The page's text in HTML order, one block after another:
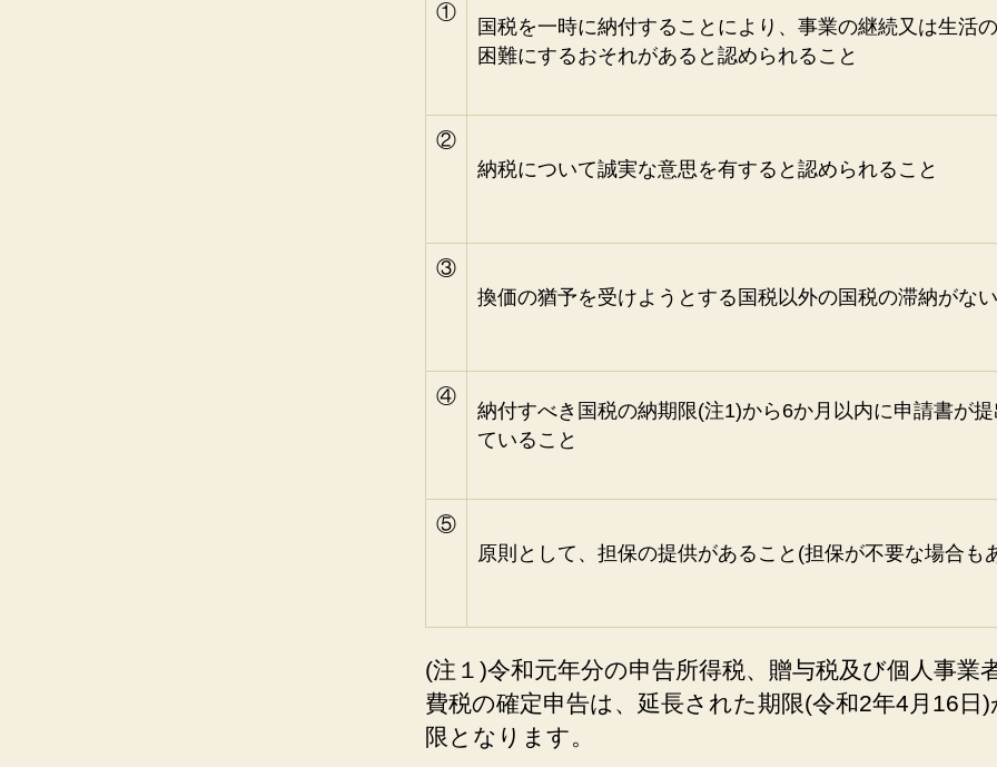
①
国税を一時に納付することにより、事業の継続又は生活
困難にするおそれがあると認められること
②
納税について誠実な意思を有すると認められること
③
換価の猶予を受けようとする国税以外の国税の滞納がな
④
納付すべき国税の納期限(注1)から6か月以内に申請書が
ていること
⑤
原則として、担保の提供があること(担保が不要な場合も
(注１)令和元年分の申告所得税、贈与税及び個人事業
費税の確定申告は、延長された期限(令和2年4月16日)
限となります。